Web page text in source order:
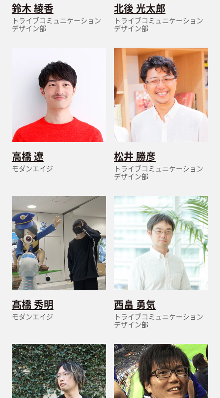
鈴木 綾香
トライブコミュニケーション
デザイン部
北後 光太郎
トライブコミュニケーション
デザイン部
高橋 遼
モダンエイジ
松井 勝彦
トライブコミュニケーション
デザイン部
髙橋 秀明
モダンエイジ
西畠 勇気
トライブコミュニケーション
デザイン部